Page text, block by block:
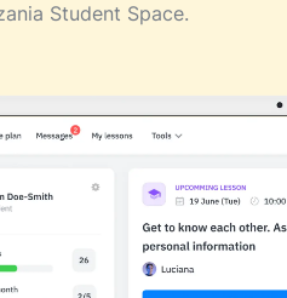
Student Space.